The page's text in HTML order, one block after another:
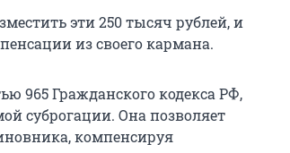
эти 250 тысяч рублей, и
из своего кармана.
965 Гражданского кодекса РФ,
суброгации. Она позволяет
компенсируя